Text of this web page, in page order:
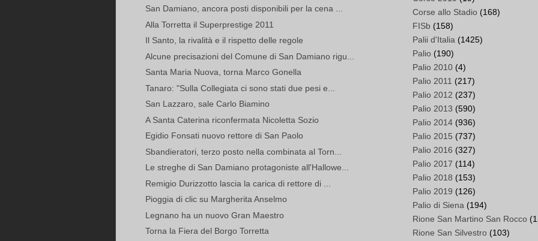
San Damiano, ancora posti disponibili per la cena ...
Alla Torretta il Superprestige 2011
Il Santo, la rivalità e il rispetto delle regole
Alcune precisazioni del Comune di San Damiano rigu...
Santa Maria Nuova, torna Marco Gonella
Tanaro: "Sulla Collegiata ci sono stati due pesi e...
San Lazzaro, sale Carlo Biamino
A Santa Caterina riconfermata Nicoletta Sozio
Egidio Fonsati nuovo rettore di San Paolo
Sbandieratori, terzo posto nella combinata al Torn...
Le streghe di San Damiano protagoniste all'Hallowe...
Remigio Durizzotto lascia la carica di rettore di ...
Pioggia di clic su Margherita Anselmo
Legnano ha un nuovo Gran Maestro
Torna la Fiera del Borgo Torretta
Corse allo Stadio (168)
FISb (158)
Palii d'Italia (1425)
Palio (190)
Palio 2010 (4)
Palio 2011 (217)
Palio 2012 (237)
Palio 2013 (590)
Palio 2014 (936)
Palio 2015 (737)
Palio 2016 (327)
Palio 2017 (114)
Palio 2018 (153)
Palio 2019 (126)
Palio di Siena (194)
Rione San Martino San Rocco
Rione San Silvestro (103)